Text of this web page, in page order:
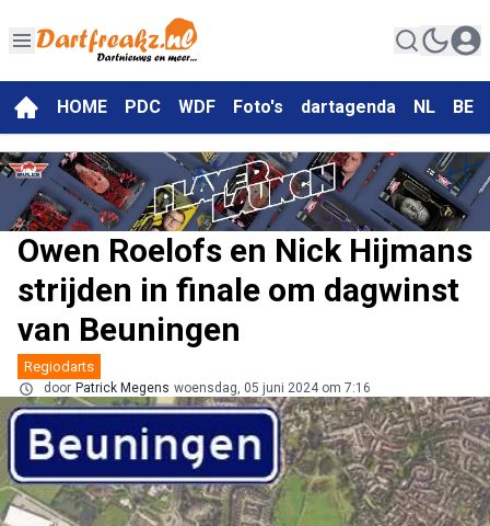
HOME PDC WDF Foto's dartagenda NL BE
Owen Roelofs en Nick Hijmans
strijden in finale om dagwinst
van Beuningen
Regiodarts
door Patrick Megens woensdag, 05 juni 2024 om 7:16